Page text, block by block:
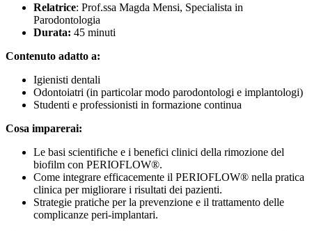
Relatrice: Prof.ssa Magda Mensi, Specialista in
Parodontologia
Durata: 45 minuti
Contenuto adatto a:
Igienisti dentali
Odontoiatri (in particolar modo parodontologi e implantologi)
Studenti e professionisti in formazione continua
Cosa imparerai:
Le basi scientifiche e i benefici clinici della rimozione del
biofilm con PERIOFLOW®.
Come integrare efficacemente il PERIOFLOW® nella pratica
clinica per migliorare i risultati dei pazienti.
Strategie pratiche per la prevenzione e il trattamento delle
complicanze peri-implantari.